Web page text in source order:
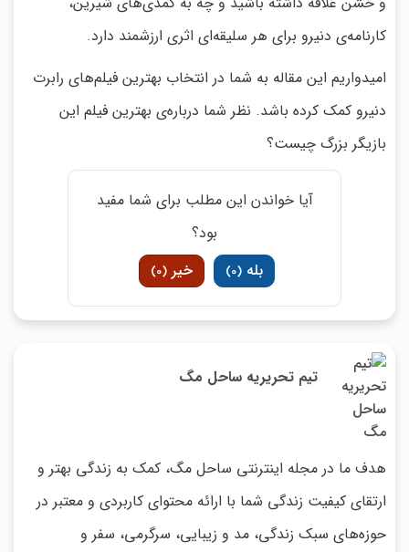
کارنامه‌ی دنیرو برای هر سلیقه‌ای اثری ارزشمند دارد.
امیدواریم این مقاله به شما در انتخاب بهترین فیلم‌های رابرت
دنیرو کمک کرده باشد. نظر شما درباره‌ی بهترین فیلم این
بازیگر بزرگ چیست؟
آیا خواندن این مطلب برای شما مفید
بود؟
بله (
0
) خیر (
0
)
تیم تحریریه ساحل مگ
هدف ما در مجله اینترنتی ساحل مگ، کمک به زندگی بهتر و
ارتقای کیفیت زندگی شما با ارائه محتوای کاربردی و معتبر در
حوزه‌های سبک زندگی، مد و زیبایی، سرگرمی، سفر و